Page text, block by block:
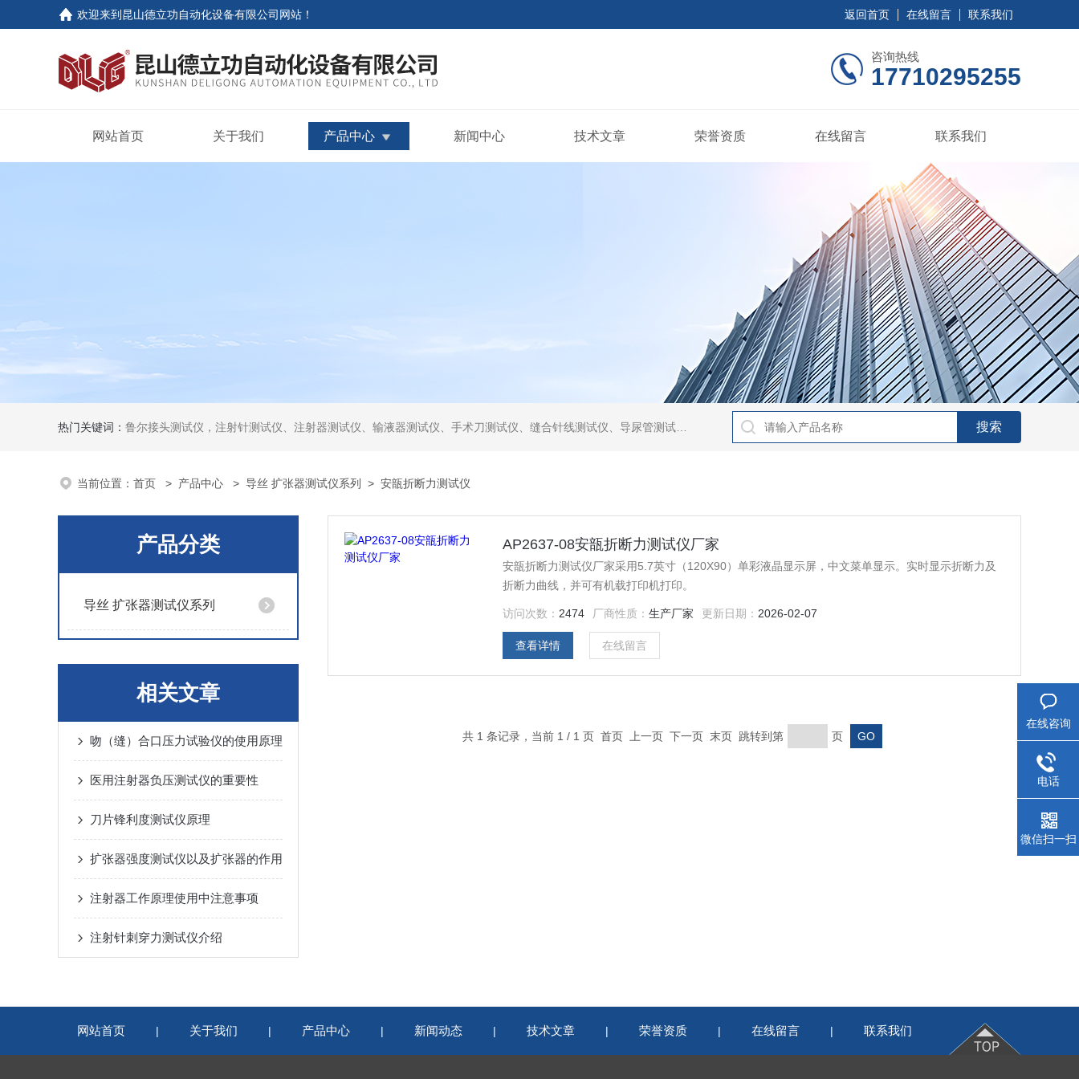
欢迎来到 昆山德立功自动化设备有限公司网站 ！ 返回首页 在线留言 联系我们
咨询热线
17710295255
网站首页 关于我们 产品中心 新闻中心 技术文章 荣誉资质 在线留言 联系我们
热门关键词： 鲁尔接头测试仪，注射针测试仪、注射器测试仪、输液器测试仪、手术刀测试仪、缝合针线测试仪、导尿管测试仪、医用镊钳测试仪、导引管导丝测试仪、针灸针测试仪、留置针测试仪
当前位置： 首页 > 产品中心 > 导丝 扩张器测试仪系列 > 安瓿折断力测试仪
产品分类
导丝 扩张器测试仪系列
相关文章
吻（缝）合口压力试验仪的使用原理
医用注射器负压测试仪的重要性
刀片锋利度测试仪原理
扩张器强度测试仪以及扩张器的作用
注射器工作原理使用中注意事项
注射针刺穿力测试仪介绍
AP2637-08安瓿折断力测试仪厂家
安瓿折断力测试仪厂家采用5.7英寸（120X90）单彩液晶显示屏，中文菜单显示。实时显示折断力及
折断力曲线，并可有机载打印机打印。
访问次数： 2474 厂商性质：生产厂家 更新日期： 2026-02-07
查看详情 在线留言
共 1 条记录，当前 1 / 1 页 首页 上一页 下一页 末页 跳转到第 页
网站首页 | 关于我们 | 产品中心 | 新闻动态 | 技术文章 | 荣誉资质 | 在线留言 | 联系我们
在线咨询
电话
微信扫一扫